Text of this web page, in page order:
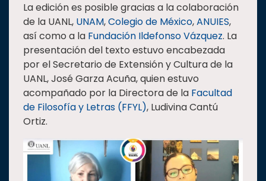
Investigación
Internacionalización
Responsabilidad
social
Vinculación
Historia
Nacional
La edición es posible gracias a la colaboración
de la UANL, UNAM,Colegio de México,ANUIES,
así como a la Fundación Ildefonso Vázquez. La
presentación del texto estuvo encabezada
por el Secretario de Extensión y Cultura de la
UANL, José Garza Acuña, quien estuvo
acompañado por la Directora de la Facultad
de Filosofía y Letras (FFYL), Ludivina Cantú
Ortiz.